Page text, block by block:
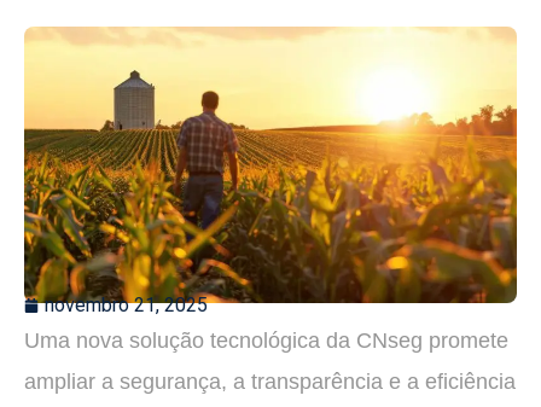
novembro 21, 2025
Uma nova solução tecnológica da CNseg promete
ampliar a segurança, a transparência e a eficiência